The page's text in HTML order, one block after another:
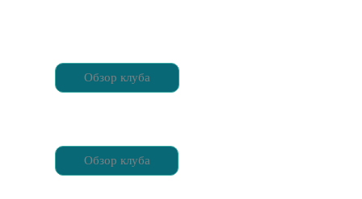
Обзор клуба
Обзор клуба